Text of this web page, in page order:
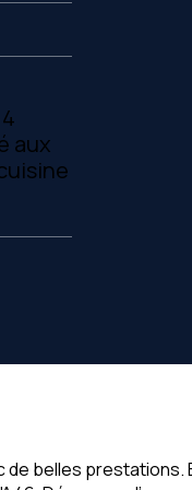
aux
belles